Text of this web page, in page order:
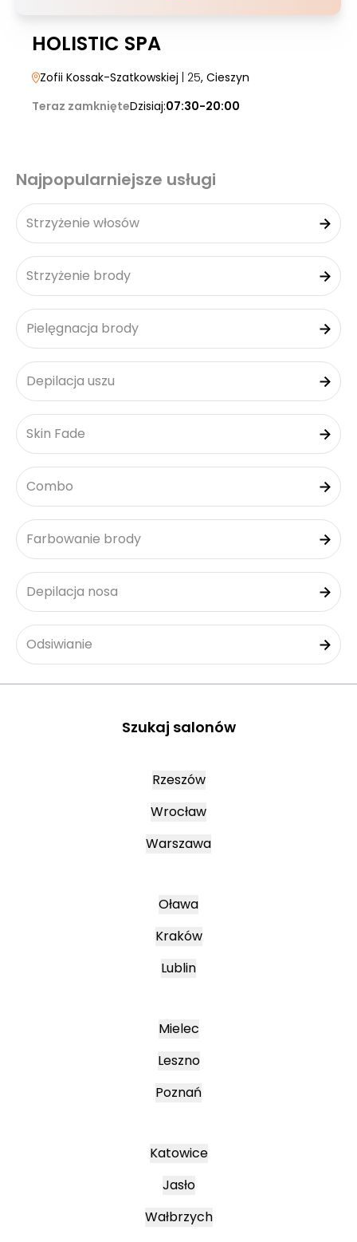
HOLISTIC SPA
Zofii Kossak-Szatkowskiej | 25, Cieszyn
Teraz zamknięteDzisiaj:07:30-20:00
Najpopularniejsze usługi
Strzyżenie włosów
Strzyżenie brody
Pielęgnacja brody
Depilacja uszu
Skin Fade
Combo
Farbowanie brody
Depilacja nosa
Odsiwianie
Szukaj salonów
Rzeszów
Wrocław
Warszawa
Oława
Kraków
Lublin
Mielec
Leszno
Poznań
Katowice
Jasło
Wałbrzych